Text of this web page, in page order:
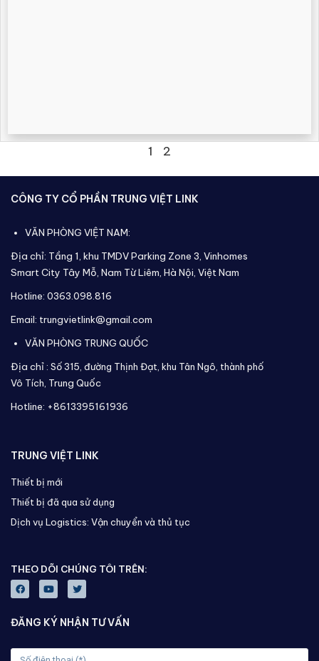
1 2
CÔNG TY CỔ PHẦN TRUNG VIỆT LINK
VĂN PHÒNG VIỆT NAM:
Địa chỉ: Tầng 1, khu TMDV Parking Zone 3, Vinhomes
Smart City Tây Mỗ, Nam Từ Liêm, Hà Nội, Việt Nam
Hotline: 0363.098.816
Email: trungvietlink@gmail.com
VĂN PHÒNG TRUNG QUỐC
Địa chỉ : Số 315, đường Thịnh Đạt, khu Tân Ngô, thành phố
Vô Tích, Trung Quốc
Hotline: +8613395161936
TRUNG VIỆT LINK
Thiết bị mới
Thiết bị đã qua sử dụng
Dịch vụ Logistics: Vận chuyển và thủ tục
THEO DÕI CHÚNG TÔI TRÊN:
ĐĂNG KÝ NHẬN TƯ VẤN